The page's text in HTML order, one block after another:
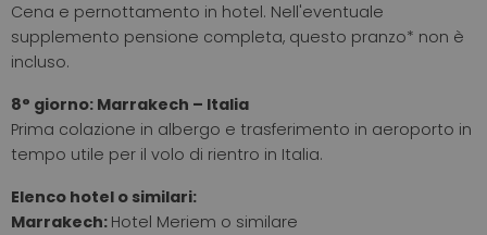
Cena e pernottamento in hotel. Nell'eventuale
supplemento pensione completa, questo pranzo* non è
incluso.
8° giorno: Marrakech – Italia
Prima colazione in albergo e trasferimento in aeroporto in
tempo utile per il volo di rientro in Italia.
Elenco hotel o similari:
Marrakech: Hotel Meriem o similare